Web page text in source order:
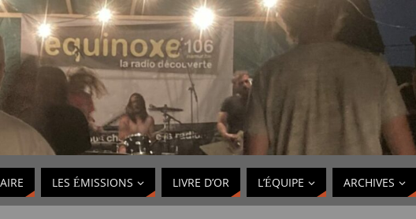
LES ÉMISSIONS LIVRE D’OR L’ÉQUIPE ARCHIVES